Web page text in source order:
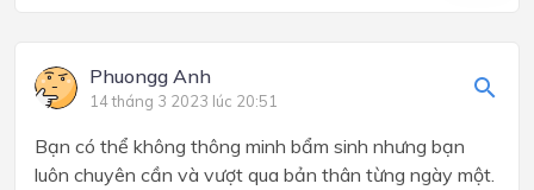
Phuongg Anh
14 tháng 3 2023 lúc 20:51
Bạn có thể không thông minh bẩm sinh nhưng bạn
luôn chuyên cần và vượt qua bản thân từng ngày một.